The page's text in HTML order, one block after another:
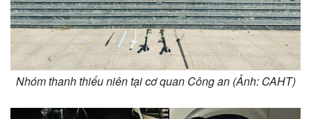
Nhóm thanh thiếu niên tại cơ quan Công an (Ảnh: CAHT)